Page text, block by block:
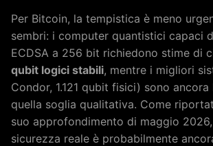
Per Bitcoin, la tempistica è meno
sembri: i computer quantistici capaci
ECDSA a 256 bit richiedono stime di
qubit logici stabili, mentre i migliori
Condor, 1.121 qubit fisici) sono
quella soglia qualitativa. Come
suo approfondimento di maggio
sicurezza reale è probabilmente